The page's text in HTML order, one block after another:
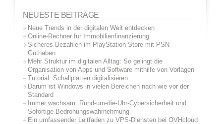
NEUESTE BEITRÄGE
Neue Trends in der digitalen Welt entdecken
Online-Rechner für Immobilienfinanzierung
Sicheres Bezahlen im PlayStation Store mit PSN
Guthaben
Mehr Struktur im digitalen Alltag: So gelingt die
Organisation von Apps und Software mithilfe von Vorlagen
Tutorial: Schallplatten digitalisieren
Darum ist Windows in vielen Bereichen nach wie vor der
Standard
Immer wachsam: Rund-um-die-Uhr-Cybersicherheit und
Sofortige Bedrohungswahrnehmung
Ein umfassender Leitfaden zu VPS-Diensten bei OVHcloud